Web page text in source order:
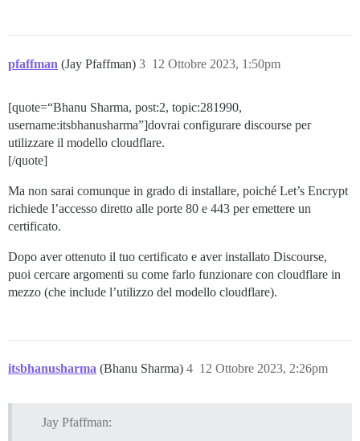
pfaffman (Jay Pfaffman) 12 Ottobre 2023, 1:50pm
3
[quote=“Bhanu Sharma, post:2, topic:281990,
username:itsbhanusharma”]dovrai configurare discourse per
utilizzare il modello cloudflare.
[/quote]
Ma non sarai comunque in grado di installare, poiché Let’s Encrypt
richiede l’accesso diretto alle porte 80 e 443 per emettere un
certificato.
Dopo aver ottenuto il tuo certificato e aver installato Discourse,
puoi cercare argomenti su come farlo funzionare con cloudflare in
mezzo (che include l’utilizzo del modello cloudflare).
itsbhanusharma (Bhanu Sharma) 12 Ottobre 2023, 2:26pm
4
Jay Pfaffman: